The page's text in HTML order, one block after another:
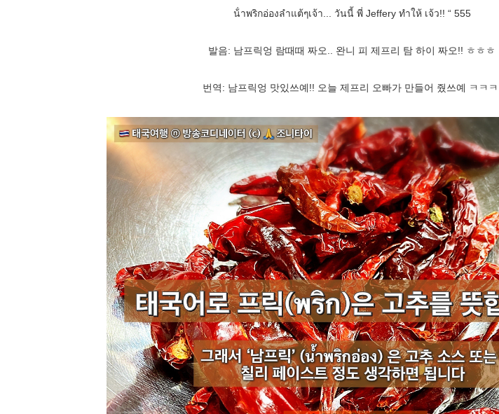
น้ําพริกอ่องลำแต้ๆเจ้า... วันนี้ พี่ Jeffery ทำให้ เจ้ว!! “ 555
발음: 남프릭엉 람때때 짜오.. 완니 피 제프리 탐 하이 짜오!! ㅎㅎㅎ
번역: 남프릭엉 맛있쓰예!! 오늘 제프리 오빠가 만들어 줬쓰예 ㅋㅋㅋ